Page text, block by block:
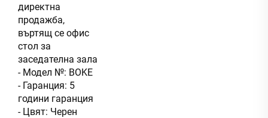
директна
продажба,
въртящ се офис
стол за
заседателна зала
- Модел №: BOKE
- Гаранция: 5
години гаранция
- Цвят: Черен